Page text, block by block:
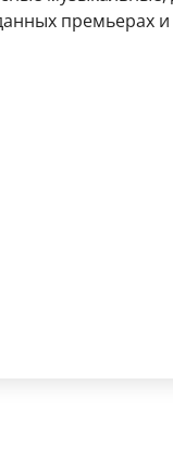
премьерах и